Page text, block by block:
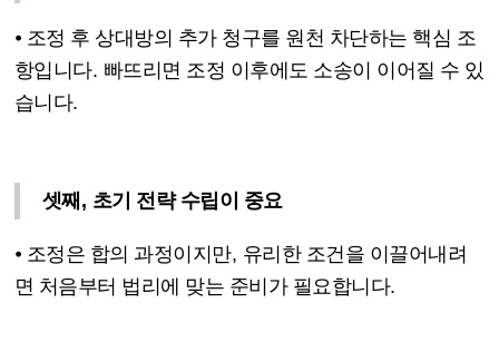
⦁ 조정 후 상대방의 추가 청구를 원천 차단하는 핵심 조
항입니다. 빠뜨리면 조정 이후에도 소송이 이어질 수 있
습니다.
셋째 , 초기 전략 수립이 중요
⦁ 조정은 합의 과정이지만, 유리한 조건을 이끌어내려
면 처음부터 법리에 맞는 준비가 필요합니다.